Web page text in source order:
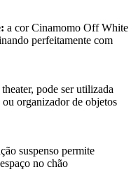
a cor Cinamomo Off White
perfeitamente com
pode ser utilizada
organizador de objetos
suspenso permite
no chão